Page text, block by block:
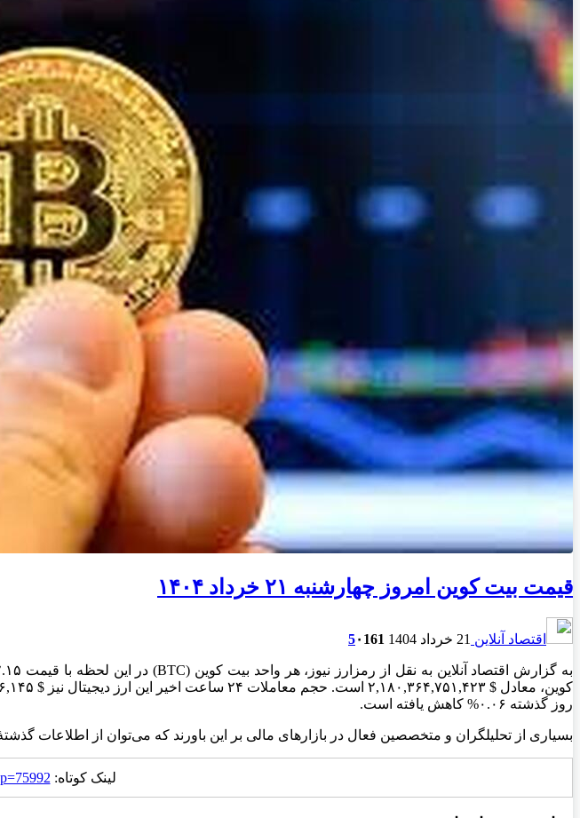
قیمت بیت کوین امروز چهارشنبه ۲۱ خرداد ۱۴۰۴
اقتصاد آنلاین 21 خرداد 1404 5۰ 161
روز گذشته ۰.۰۶% کاهش یافته است.
بسیاری از تحلیلگران و متخصصین فعال در بازار‌های مالی بر این باورند که می‌توان از اطلاعات
لینک کوتاه: